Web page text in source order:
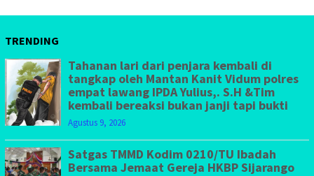
TRENDING
Tahanan lari dari penjara kembali di
tangkap oleh Mantan Kanit Vidum polres
empat lawang IPDA Yulius,. S.H &Tim
kembali bereaksi bukan janji tapi bukti
Agustus 9, 2026
Satgas TMMD Kodim 0210/TU Ibadah
Bersama Jemaat Gereja HKBP Sijarango